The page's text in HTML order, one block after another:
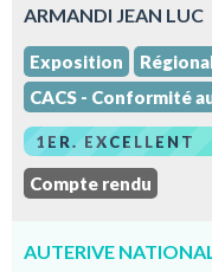
ARMANDI JEAN LUC
Exposition
CACS - Conformité
1ER. EXCELLENT
Compte rendu
AUTERIVE